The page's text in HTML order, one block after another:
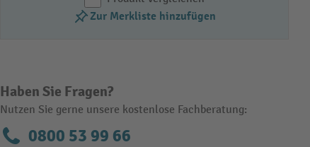
Zur Merkliste hinzufügen
Haben Sie Fragen?
Nutzen Sie gerne unsere kostenlose Fachberatung:
0800 53 99 66